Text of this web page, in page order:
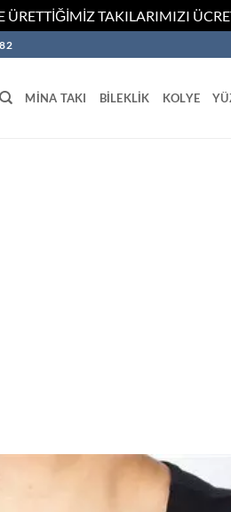
ÜRETTİĞİMİZ TAKILARIMIZI
MINA TAKI BILEKLIK KOLYE